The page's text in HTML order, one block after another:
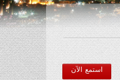
استمع الآن